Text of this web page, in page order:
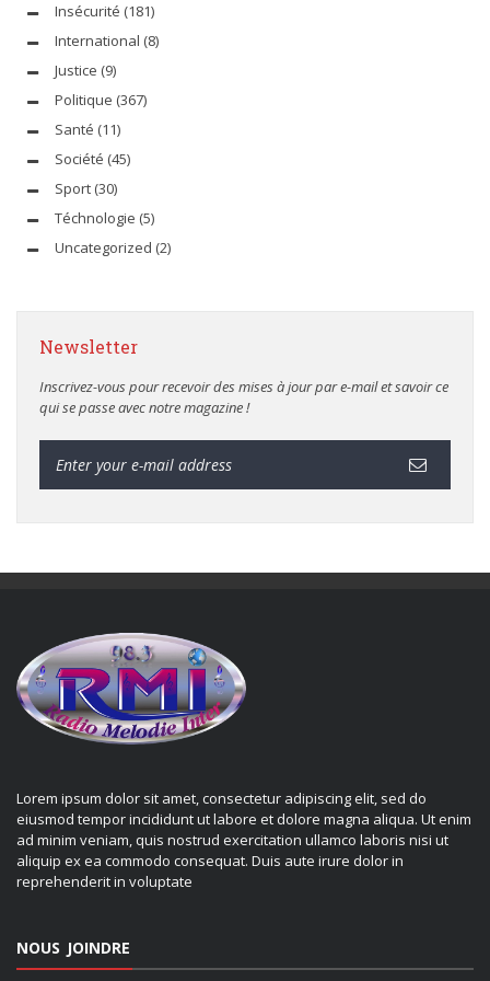
Insécurité (181)
International (8)
Justice (9)
Politique (367)
Santé (11)
Société (45)
Sport (30)
Téchnologie (5)
Uncategorized (2)
Newsletter
Inscrivez-vous pour recevoir des mises à jour par e-mail et savoir ce
qui se passe avec notre magazine !
Lorem ipsum dolor sit amet, consectetur adipiscing elit, sed do
eiusmod tempor incididunt ut labore et dolore magna aliqua. Ut enim
ad minim veniam, quis nostrud exercitation ullamco laboris nisi ut
aliquip ex ea commodo consequat. Duis aute irure dolor in
reprehenderit in voluptate
NOUS JOINDRE